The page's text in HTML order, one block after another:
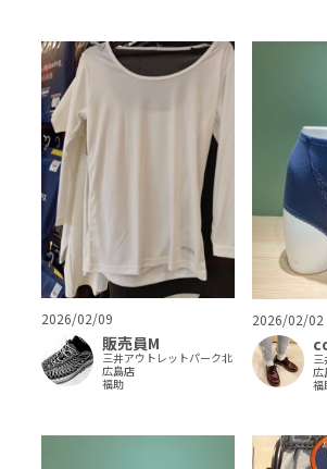
2026/02/09
販売員M
三井アウトレットパーク北
広島店
福助
2026/02/02
広
福